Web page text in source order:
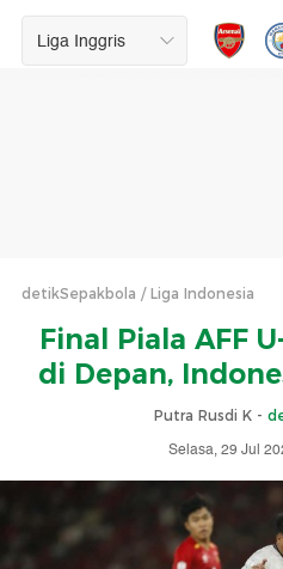
detikSepakbola Liga Indonesia
Final Piala AFF
di Depan,
Putra Rusdi K -
Selasa, 29 Jul